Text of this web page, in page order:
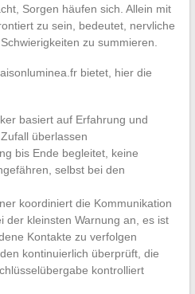
Sorgen häufen sich. Allein mit
zu sein, bedeutet, nervliche
zu summieren.
bietet, hier die
basiert auf Erfahrung und
überlassen
bis Ende begleitet, keine
selbst bei den
koordiniert die Kommunikation
der kleinsten Warnung an, es ist
Kontakte zu verfolgen
kontinuierlich überprüft, die
kontrolliert